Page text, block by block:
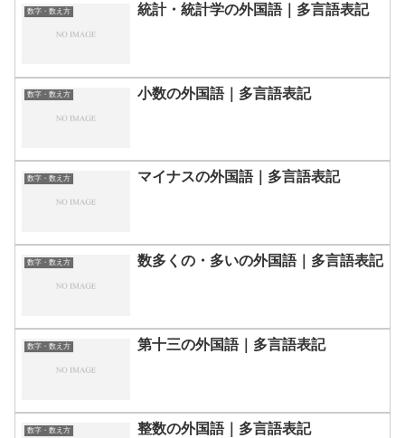
数字・数え方 統計・統計学の外国語｜多言語表記
数字・数え方 小数の外国語｜多言語表記
数字・数え方 マイナスの外国語｜多言語表記
数字・数え方 数多くの・多いの外国語｜多言語表記
数字・数え方 第十三の外国語｜多言語表記
数字・数え方 整数の外国語｜多言語表記